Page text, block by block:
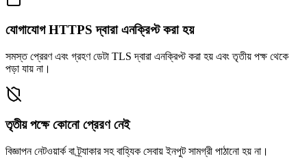
যোগাযোগ HTTPS দ্বারা এনক্রিপ্ট করা হয়
সমস্ত প্রেরণ এবং গ্রহণ ডেটা TLS দ্বারা এনক্রিপ্ট করা হয় এবং তৃতীয় পক্ষ থেকে
পড়া যায় না।
তৃতীয় পক্ষে কোনো প্রেরণ নেই
বিজ্ঞাপন নেটওয়ার্ক বা ট্র্যাকার সহ বাহ্যিক সেবায় ইনপুট সামগ্রী পাঠানো হয় না।